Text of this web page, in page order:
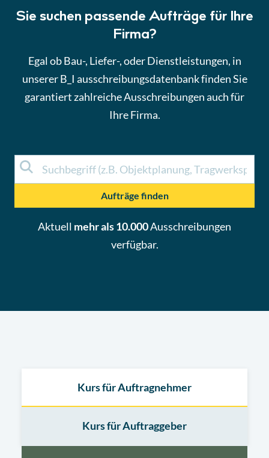
Sie suchen passende Aufträge für Ihre
Firma?
Egal ob Bau-, Liefer-, oder Dienstleistungen, in
unserer B_I ausschreibungsdatenbank finden Sie
garantiert zahlreiche Ausschreibungen auch für
Ihre Firma.
Aufträge finden
Aktuell mehr als 10.000Ausschreibungen
verfügbar.
Kurs für Auftragnehmer
Kurs für Auftraggeber